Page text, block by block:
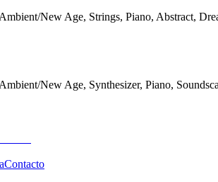
Ambient/New Age, Strings, Piano, Abstract,
Ambient/New Age, Synthesizer, Piano,
Contacto